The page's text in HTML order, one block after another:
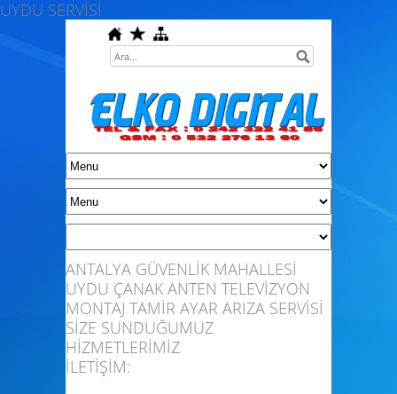
UYDU SERVİSİ
ANTALYA GÜVENLİK MAHALLESİ
UYDU ÇANAK ANTEN TELEVİZYON
MONTAJ TAMİR AYAR ARIZA SERVİSİ
SİZE SUNDUĞUMUZ
HİZMETLERİMİZ
İLETİŞİM: